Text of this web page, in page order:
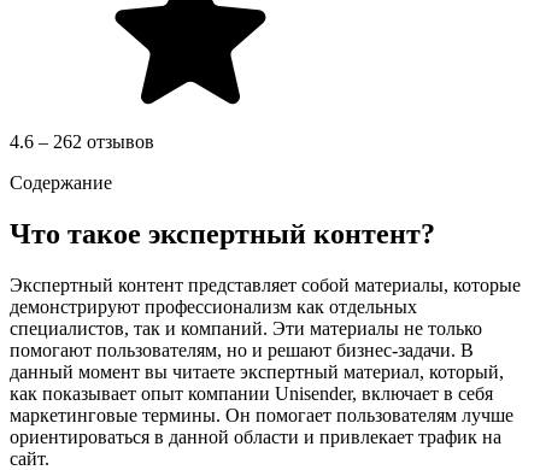
4.6 – 262 отзывов
Содержание
Что такое экспертный контент?
Экспертный контент представляет собой материалы, которые
демонстрируют профессионализм как отдельных
специалистов, так и компаний. Эти материалы не только
помогают пользователям, но и решают бизнес-задачи. В
данный момент вы читаете экспертный материал, который,
как показывает опыт компании Unisender, включает в себя
маркетинговые термины. Он помогает пользователям лучше
ориентироваться в данной области и привлекает трафик на
сайт.